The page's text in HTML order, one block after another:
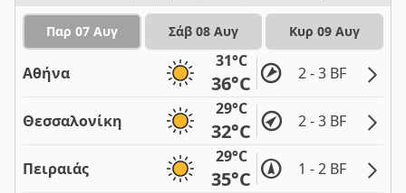
Παρ 07 Αυγ Σάβ 08 Αυγ Κυρ 09 Αυγ
Αθήνα
31°C
36°C 2 - 3 BF
Θεσσαλονίκη
29°C
32°C 2 - 3 BF
Πειραιάς
29°C
35°C 1 - 2 BF